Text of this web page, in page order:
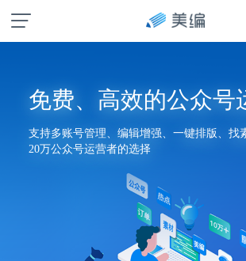
免费、高效的公众号
支持多账号管理、编辑增强、一键排版、找
20万公众号运营者的选择